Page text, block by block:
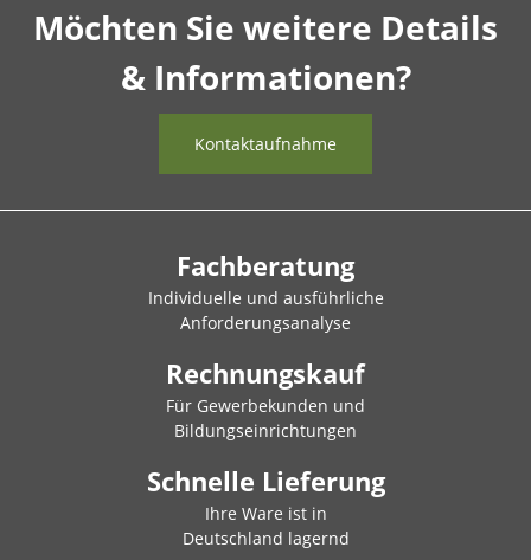
Möchten Sie weitere Details
& Informationen?
Kontaktaufnahme
Fachberatung
Individuelle und ausführliche
Anforderungsanalyse
Rechnungskauf
Für Gewerbekunden und
Bildungseinrichtungen
Schnelle Lieferung
Ihre Ware ist in
Deutschland lagernd